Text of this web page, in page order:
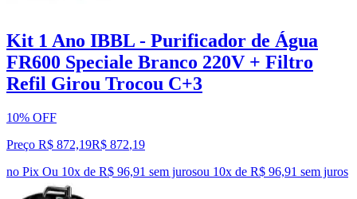
Kit 1 Ano IBBL - Purificador de Água
FR600 Speciale Branco 220V + Filtro
Refil Girou Trocou C+3
10% OFF
Preço R$ 872,19R$ 872,19
no Pix Ou 10x de R$ 96,91 sem jurosou 10x de R$ 96,91 sem juros